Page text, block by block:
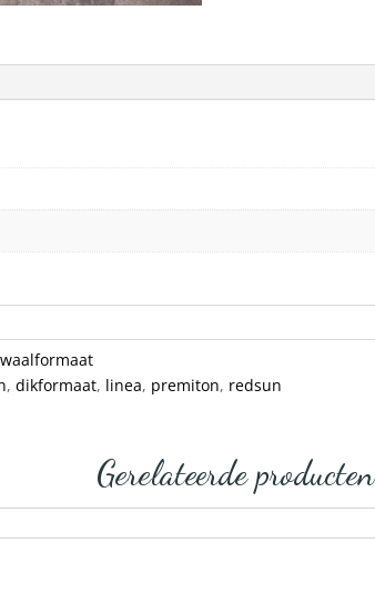
,dikformaat, linea, premiton, redsun
Gerelateerde producten